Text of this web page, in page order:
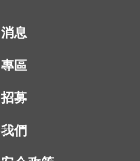
息
區
募
們